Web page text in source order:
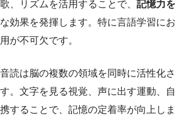
歌、リズムを活用することで、 記憶力
な効果を発揮します。特に言語学習に
用が不可欠です。
音読は脳の複数の領域を同時に活性化
す。文字を見る視覚、声に出す運動、
携することで、記憶の定着率が向上し